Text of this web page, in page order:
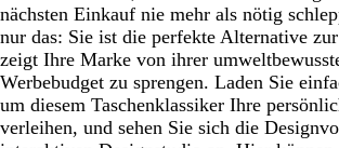
nächsten Einkauf nie mehr als nötig
nur das: Sie ist die perfekte Alternative
zeigt Ihre Marke von ihrer
Werbebudget zu sprengen. Laden Sie
um diesem Taschenklassiker Ihre
verleihen, und sehen Sie sich die